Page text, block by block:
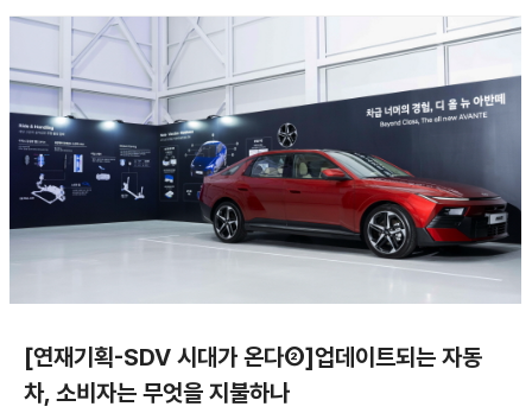
[연재기획-SDV 시대가 온다②]업데이트되는 자동
차, 소비자는 무엇을 지불하나